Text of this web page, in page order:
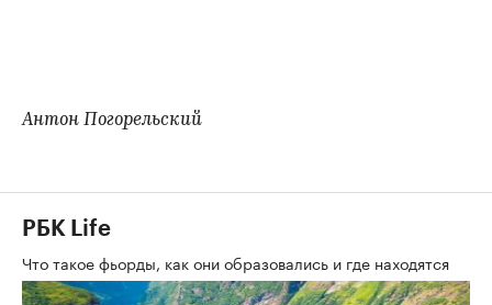
Антон Погорельский
РБК Life
Что такое фьорды, как они образовались и где находятся